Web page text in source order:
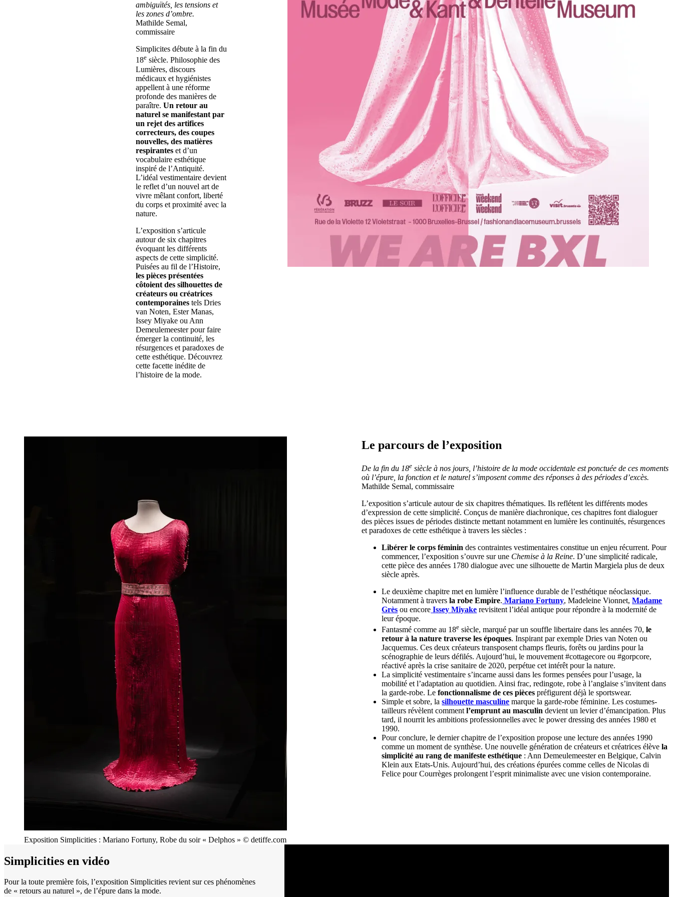
ambiguïtés, les tensions et
les zones d’ombre.
Mathilde Semal,
commissaire
Simplicites débute à la fin du
18e siècle. Philosophie des
Lumières, discours
médicaux et hygiénistes
appellent à une réforme
profonde des manières de
paraître. Un retour au
naturel se manifestant par
un rejet des artifices
correcteurs, des coupes
nouvelles, des matières
respirantes et d’un
vocabulaire esthétique
inspiré de l’Antiquité.
L’idéal vestimentaire devient
le reflet d’un nouvel art de
vivre mêlant confort, liberté
du corps et proximité avec la
nature.
L’exposition s’articule
autour de six chapitres
évoquant les différents
aspects de cette simplicité.
Puisées au fil de l’Histoire,
les pièces présentées
côtoient des silhouettes de
créateurs ou créatrices
contemporaines tels Dries
van Noten, Ester Manas,
Issey Miyake ou Ann
Demeulemeester pour faire
émerger la continuité, les
résurgences et paradoxes de
cette esthétique. Découvrez
cette facette inédite de
l’histoire de la mode.
Exposition Simplicities : Mariano Fortuny, Robe du soir « Delphos » © detiffe.com
Le parcours de l’exposition
De la fin du 18e siècle à nos jours, l’histoire de la mode occidentale est ponctuée de ces moments
où l’épure, la fonction et le naturel s’imposent comme des réponses à des périodes d’excès.
Mathilde Semal, commissaire
L’exposition s’articule autour de six chapitres thématiques. Ils reflétent les différents modes
d’expression de cette simplicité. Conçus de manière diachronique, ces chapitres font dialoguer
des pièces issues de périodes distincte mettant notamment en lumière les continuités, résurgences
et paradoxes de cette esthétique à travers les siècles :
Libérer le corps féminindes contraintes vestimentaires constitue un enjeu récurrent. Pour
commencer, l’exposition s’ouvre sur une Chemise à la Reine. D’une simplicité radicale,
cette pièce des années 1780 dialogue avec une silhouette de Martin Margiela plus de deux
siècle après.
Le deuxième chapitre met en lumière l’influence durable de l’esthétique néoclassique.
Notamment à traversla robe Empire. Mariano Fortuny, Madeleine Vionnet,Madame
Grès ou encore IsseyMiyake revisitent l’idéal antique pour répondre à la modernité de
leur époque.
Fantasmé comme au 18e siècle, marqué par un souffle libertaire dans les années 70,le
retour à la nature traverse les époques. Inspirant par exemple Dries van Noten ou
Jacquemus. Ces deux créateurs transposent champs fleuris, forêts ou jardins pour la
scénographie de leurs défilés. Aujourd’hui, le mouvement #cottagecore ou #gorpcore,
réactivé après la crise sanitaire de 2020, perpétue cet intérêt pour la nature.
La simplicité vestimentaire s’incarne aussi dans les formes pensées pour l’usage, la
mobilité et l’adaptation au quotidien. Ainsi frac, redingote, robe à l’anglaise s’invitent dans
la garde-robe. Lefonctionnalisme de ces pièces préfigurent déjà le sportswear.
Simple et sobre, lasilhouette masculine marque la garde-robe féminine. Les costumes-
tailleurs révèlent commentl’emprunt au masculin devient un levier d’émancipation. Plus
tard, il nourrit les ambitions professionnelles avec le power dressing des années 1980 et
1990.
Pour conclure, le dernier chapitre de l’exposition propose une lecture des années 1990
comme un moment de synthèse. Une nouvelle génération de créateurs et créatrices élèvela
simplicité au rang de manifeste esthétique : Ann Demeulemeester en Belgique, Calvin
Klein aux Etats-Unis. Aujourd’hui, des créations épurées comme celles de Nicolas di
Felice pour Courrèges prolongent l’esprit minimaliste avec une vision contemporaine.
Simplicities en vidéo
Pour la toute première fois, l’exposition Simplicities revient sur ces phénomènes
de « retours au naturel », de l’épure dans la mode.